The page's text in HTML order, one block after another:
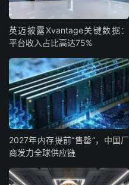
英迈披露Xvantage关键数据：
平台收入占比高达75%
2027年内存提前“售罄”，中国厂
商发力全球供应链